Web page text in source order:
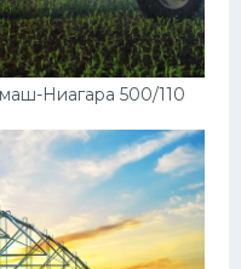
Ниагара 500/110